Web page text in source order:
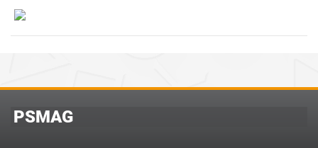
PSMAG